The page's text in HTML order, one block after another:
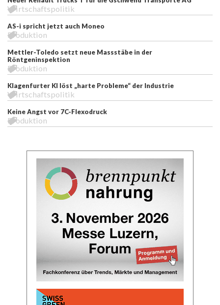
Wirtschaftspolitik
AS-i spricht jetzt auch Moneo
Produktion
Mettler-Toledo setzt neue Massstäbe in der
Röntgeninspektion
Produktion
Klagenfurter KI löst „harte Probleme“ der Industrie
Wirtschaftspolitik
Keine Angst vor 7C-Flexodruck
Produktion